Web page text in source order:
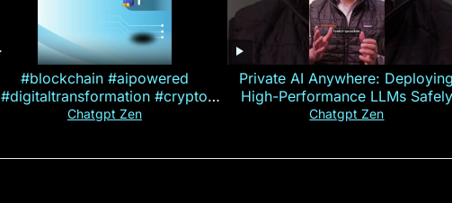
#blockchain #aipowered
#digitaltransformation #crypto
#cryptocurrency
Chatgpt Zen
Private AI Anywhere: Deploying
High-Performance LLMs Safely
Chatgpt Zen